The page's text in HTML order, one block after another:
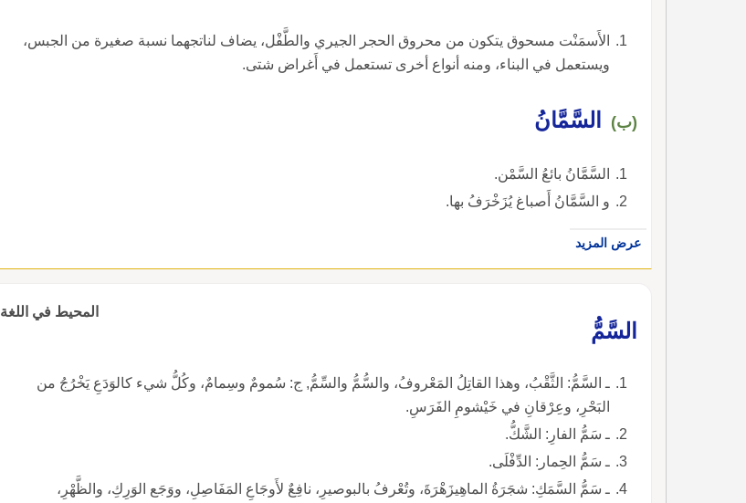
الأَسمَنْت مسحوق يتكون من محروق الحجر الجيري والطَّفْل، يضاف لناتجهما نسبة صغيرة من الجبس،
ويستعمل في البناء، ومنه أنواع أخرى تستعمل في أَغراض شتى.
(ب) السَّمَّانُ
السَّمَّانُ بائعُ السَّمْن.
و السَّمَّانُ أَصباغ يُزَخْرَفُ بها.
عرض المزيد
المحيط في اللغة
السَّمُّ
ـ السَّمُّ: الثَّقْبُ، وهذا القاتِلُ المَعْروفُ، والسُّمُّ والسِّمُّ, ج: سُمومٌ وسِمامٌ، وكُلُّ شيء كالوَدَعِ يَخْرُجُ من
البَحْرِ، وعِرْقانِ في خَيْشومِ الفَرَسِ.
ـ سَمُّ الفارِ: الشَّكُّ.
ـ سَمُّ الحِمار: الدِّفْلَى.
ـ سَمُّ السَّمَكِ: شجَرَةُ الماهِيزَهْرَةَ، وتُعْرفُ بالبوصيرِ، نافِعٌ لأَوجَاعِ المَفَاصِلِ، ووَجَع الوَرِكِ، والظَّهْرِ،